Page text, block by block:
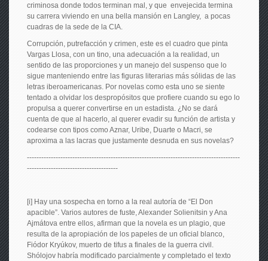
criminosa donde todos terminan mal, y que envejecida termina
su carrera viviendo en una bella mansión en Langley, a pocas
cuadras de la sede de la CIA.
Corrupción, putrefacción y crimen, este es el cuadro que pinta
Vargas Llosa, con un tino, una adecuación a la realidad, un
sentido de las proporciones y un manejo del suspenso que lo
sigue manteniendo entre las figuras literarias más sólidas de las
letras iberoamericanas. Por novelas como esta uno se siente
tentado a olvidar los despropósitos que profiere cuando su ego lo
propulsa a querer convertirse en un estadista. ¿No se dará
cuenta de que al hacerlo, al querer evadir su función de artista y
codearse con tipos como Aznar, Uribe, Duarte o Macri, se
aproxima a las lacras que justamente desnuda en sus novelas?
-----------------------------------------------------------------------------------------
--------------------------------------
[i] Hay una sospecha en torno a la real autoría de “El Don
apacible”. Varios autores de fuste, Alexander Solienitsin y Ana
Ajmátova entre ellos, afirman que la novela es un plagio, que
resulta de la apropiación de los papeles de un oficial blanco,
Fiódor Kryúkov, muerto de tifus a finales de la guerra civil.
Shólojov habría modificado parcialmente y completado el texto